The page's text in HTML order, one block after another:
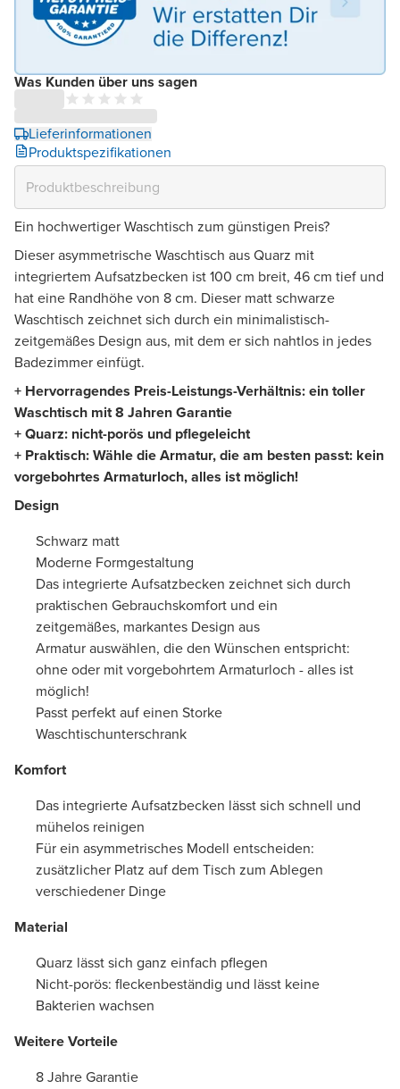
Was Kunden über uns sagen
Lieferinformationen
Produktspezifikationen
Ein hochwertiger Waschtisch zum günstigen Preis?
Dieser asymmetrische Waschtisch aus Quarz mit
integriertem Aufsatzbecken ist 100 cm breit, 46 cm tief und
hat eine Randhöhe von 8 cm. Dieser matt schwarze
Waschtisch zeichnet sich durch ein minimalistisch-
zeitgemäßes Design aus, mit dem er sich nahtlos in jedes
Badezimmer einfügt.
+ Hervorragendes Preis-Leistungs-Verhältnis: ein toller
Waschtisch mit 8 Jahren Garantie
+ Quarz: nicht-porös und pflegeleicht
+ Praktisch: Wähle die Armatur, die am besten passt: kein
vorgebohrtes Armaturloch, alles ist möglich!
Design
Schwarz matt
Moderne Formgestaltung
Das integrierte Aufsatzbecken zeichnet sich durch
praktischen Gebrauchskomfort und ein
zeitgemäßes, markantes Design aus
Armatur auswählen, die den Wünschen entspricht:
ohne oder mit vorgebohrtem Armaturloch - alles ist
möglich!
Passt perfekt auf einen Storke
Waschtischunterschrank
Komfort
Das integrierte Aufsatzbecken lässt sich schnell und
mühelos reinigen
Für ein asymmetrisches Modell entscheiden:
zusätzlicher Platz auf dem Tisch zum Ablegen
verschiedener Dinge
Material
Quarz lässt sich ganz einfach pflegen
Nicht-porös: fleckenbeständig und lässt keine
Bakterien wachsen
Weitere Vorteile
8 Jahre Garantie